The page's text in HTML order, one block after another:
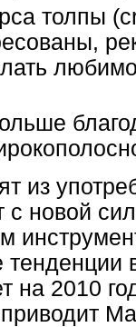
толпы
из
новой
тенденции
на 2010